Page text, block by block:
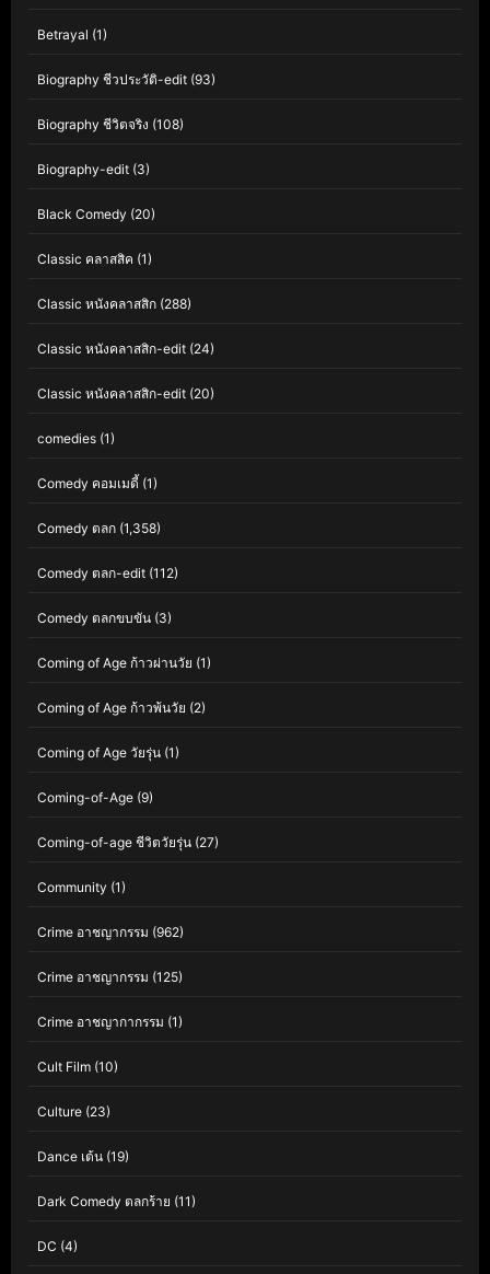
Betrayal (1)
Biography ชีวประวัติ-edit (93)
Biography ชีวิตจริง (108)
Biography-edit (3)
Black Comedy (20)
Classic คลาสสิค (1)
Classic หนังคลาสสิก (288)
Classic หนังคลาสสิก-edit (24)
Classic หนังคลาสสิก-edit (20)
comedies (1)
Comedy คอมเมดี้ (1)
Comedy ตลก (1,358)
Comedy ตลก-edit (112)
Comedy ตลกขบขัน (3)
Coming of Age ก้าวผ่านวัย (1)
Coming of Age ก้าวพ้นวัย (2)
Coming of Age วัยรุ่น (1)
Coming-of-Age (9)
Coming-of-age ชีวิตวัยรุ่น (27)
Community (1)
Crime อาชญากรรม (962)
Crime อาชญากรรม (125)
Crime อาชญากากรรม (1)
Cult Film (10)
Culture (23)
Dance เต้น (19)
Dark Comedy ตลกร้าย (11)
DC (4)